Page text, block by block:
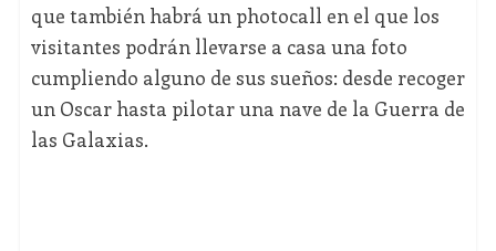
que también habrá un photocall en el que los
visitantes podrán llevarse a casa una foto
cumpliendo alguno de sus sueños: desde recoger
un Oscar hasta pilotar una nave de la Guerra de
las Galaxias.